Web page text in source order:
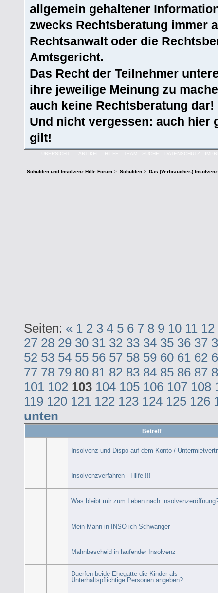
allgemein gehaltener
zwecks Rechtsberatung immer
Rechtsanwalt oder die
Amtsgericht.
Das Recht der Teilnehmer
ihre jeweilige Meinung zu
auch keine Rechtsberatung dar!
Und nicht vergessen: auch hier
gilt!
ÜBERSICHT ARTIKEL HILFE TEAM SUCHE DATENSCHUTZ
Schulden und Insolvenz Hilfe Forum > Schulden> Das (Verbraucher-)
Seiten: « 1 2 3 4 5 6 7 8 9 10 11 12
27 28 29 30 31 32 33 34 35 36 37
52 53 54 55 56 57 58 59 60 61 62
77 78 79 80 81 82 83 84 85 86 87
101 102 103 104 105 106 107 108
119 120 121 122 123 124 125 126
unten
Betreff
Insolvenz und Dispo auf dem Konto /
Insolvenzverfahren - Hilfe !!!
Was bleibt mir zum Leben nach
Mein Mann in INSO ich Schwanger
Mahnbescheid in laufender Insolvenz
Duerfen beide Ehegatte die Kinder als
Unterhaltspflichtige Personen angeben?